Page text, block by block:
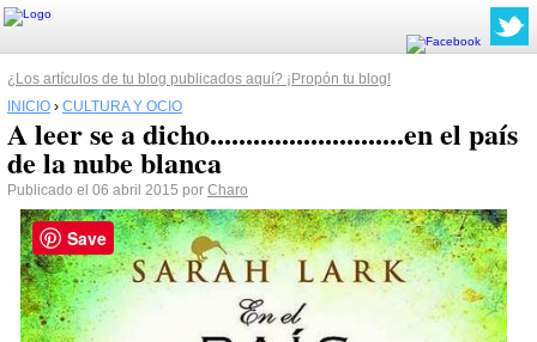
¿Los artículos de tu blog publicados aquí? ¡Propón tu blog!
INICIO › CULTURA Y OCIO
A leer se a dicho...........................en el país
de la nube blanca
Publicado el 06 abril 2015 por Charo
Save